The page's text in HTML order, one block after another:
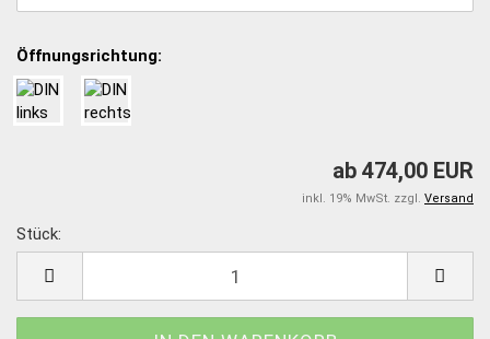
Öffnungsrichtung:
ab 474,00 EUR
inkl. 19% MwSt. zzgl. Versand
Stück: